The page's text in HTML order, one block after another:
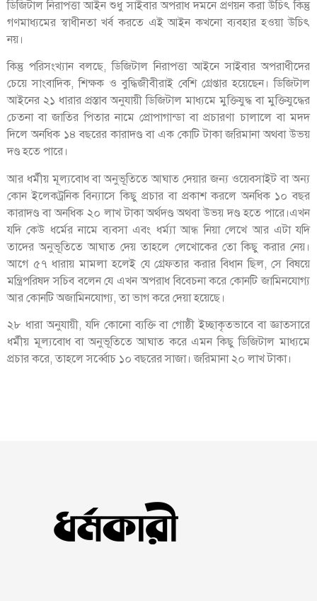
ডিজিটাল নিরাপত্তা আইন শুধু সাইবার অপরাধ দমনে প্রণয়ন করা উচিৎ কিন্তু
গণমাধ্যমের স্বাধীনতা খর্ব করতে এই আইন কখনো ব্যবহার হওয়া উচিৎ
নয়।
কিন্তু পরিসংখ্যান বলছে, ডিজিটাল নিরাপত্তা আইনে সাইবার অপরাধীদের
চেয়ে সাংবাদিক, শিক্ষক ও বুদ্ধিজীবীরাই বেশি গ্রেপ্তার হয়েছেন। ডিজিটাল
আইনের ২১ ধারার প্রস্তাব অনুযায়ী ডিজিটাল মাধ্যমে মুক্তিযুদ্ধ বা মুক্তিযুদ্ধের
চেতনা বা জাতির পিতার নামে প্রোপাগান্ডা বা প্রচারণা চালালে বা মদদ
দিলে অনধিক ১৪ বছরের কারাদণ্ড বা এক কোটি টাকা জরিমানা অথবা উভয়
দণ্ড হতে পারে।
আর ধর্মীয় মূল্যবোধ বা অনুভূতিতে আঘাত দেয়ার জন্য ওয়েবসাইট বা অন্য
কোন ইলেকট্রনিক বিন্যাসে কিছু প্রচার বা প্রকাশ করলে অনধিক ১০ বছর
কারাদণ্ড বা অনধিক ২০ লাখ টাকা অর্থদণ্ড অথবা উভয় দণ্ড হতে পারে।এখন
যদি কেউ ধর্মের নামে ব্যবসা এবং ধর্ম্যা আন্ধ নিয়া লেখে আর এটা যদি
তাদের অনুভূতিতে আঘাত দেয় তাহলে লেখোকের তো কিছু করার নেয়।
আগে ৫৭ ধারায় মামলা হলেই যে গ্রেফতার করার বিধান ছিল, সে বিষয়ে
মন্ত্রিপরিষদ সচিব বলেন যে এখন অপরাধ বিবেচনা করে কোনটি জামিনযোগ্য
আর কোনটি অজামিনযোগ্য, তা ভাগ করে দেয়া হয়েছে।
২৮ ধারা অনুযায়ী, যদি কোনো ব্যক্তি বা গোষ্ঠী ইচ্ছাকৃতভাবে বা জ্ঞাতসারে
ধর্মীয় মূল্যবোধ বা অনুভূতিতে আঘাত করে এমন কিছু ডিজিটাল মাধ্যমে
প্রচার করে, তাহলে সর্ব্বোচ ১০ বছরের সাজা। জরিমানা ২০ লাখ টাকা।